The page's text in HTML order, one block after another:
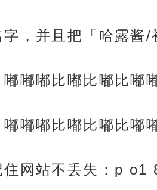
，并且把「哈露酱
嘟嘟比嘟比嘟比嘟
嘟嘟比嘟比嘟比嘟
网站不丢失：p o1